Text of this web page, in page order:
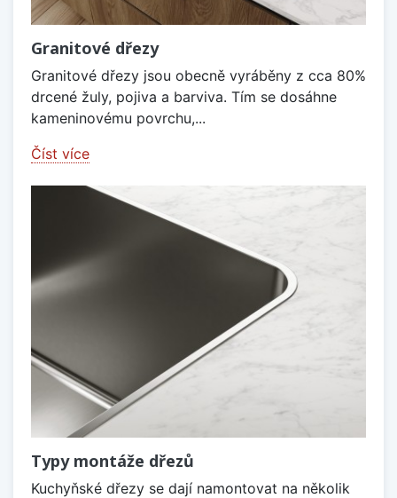
Granitové dřezy
Granitové dřezy jsou obecně vyráběny z cca 80%
drcené žuly, pojiva a barviva. Tím se dosáhne
kameninovému povrchu,...
Číst více
Typy montáže dřezů
Kuchyňské dřezy se dají namontovat na několik